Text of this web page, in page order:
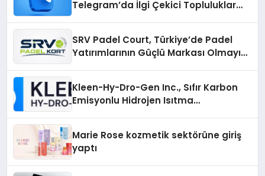
Telegram’da İlgi Çekici Topluluklar
SRV Padel Court, Türkiye’de Padel
Yatırımlarının Güçlü Markası Olmayı
Kleen-Hy-Dro-Gen Inc., Sıfır Karbon
Emisyonlu Hidrojen Isıtma
Marie Rose kozmetik sektörüne giriş
yaptı